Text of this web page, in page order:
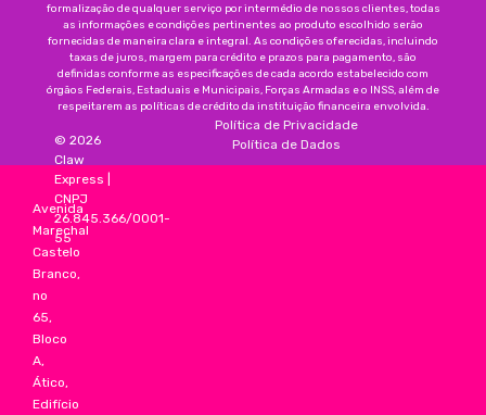
formalização de qualquer serviço por intermédio de nossos clientes, todas
as informações e condições pertinentes ao produto escolhido serão
fornecidas de maneira clara e integral. As condições oferecidas, incluindo
taxas de juros, margem para crédito e prazos para pagamento, são
definidas conforme as especificações de cada acordo estabelecido com
órgãos Federais, Estaduais e Municipais, Forças Armadas e o INSS, além de
respeitarem as políticas de crédito da instituição financeira envolvida.
Avenida
Marechal
Castelo
Branco,
no
65,
Bloco
A,
Ático,
Edifício
© 2026
Claw
Express
CNPJ
26.845.366/0001-
55
Política de Privacidade
Política de Dados